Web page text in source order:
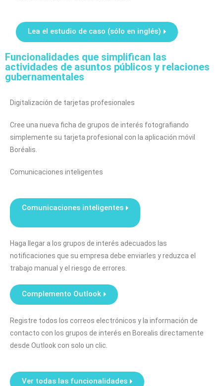
Lea el estudio de caso (sólo en inglés)
Funcionalidades que simplifican las
actividades de asuntos públicos y relaciones
gubernamentales
Digitalización de tarjetas profesionales
Cree una nueva ficha de grupos de interés fotografiando
simplemente su tarjeta profesional con la aplicación móvil
Boréalis.
Comunicaciones inteligentes
Comunicaciones inteligentes
Haga llegar a los grupos de interés adecuados las
notificaciones que su empresa debe enviarles y reduzca el
trabajo manual y el riesgo de errores.
Complemento Outlook
Registre todos los correos electrónicos y la información de
contacto con los grupos de interés en Borealis directamente
desde Outlook con solo un clic.
Ver todas las funcionalidades